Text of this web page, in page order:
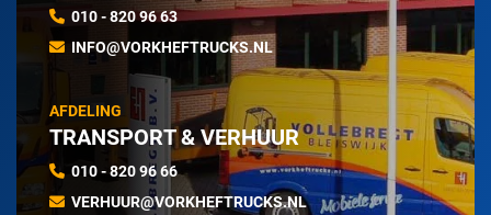
010 - 820 96 63
INFO@VORKHEFTRUCKS.NL
AFDELING
TRANSPORT & VERHUUR
010 - 820 96 66
VERHUUR@VORKHEFTRUCKS.NL